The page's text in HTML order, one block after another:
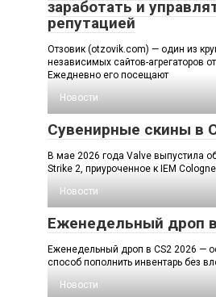
заработать и
репутацией
Отзовик (otzovik.com) — один из
независимых сайтов-агрегаторов
Ежедневно его посещают
Новости
Сувенирные скины в
В мае 2026 года Valve выпустила
Strike 2, приуроченное к IEM
Новости
Еженедельный дроп
Еженедельный дроп в CS2 2026 —
способ пополнить инвентарь без
Новости